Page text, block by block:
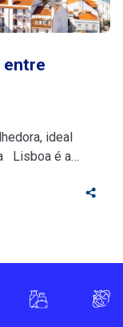
entre
ideal
Lisboa é a
conectam